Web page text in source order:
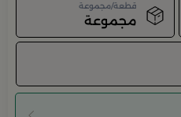
قطعة/مجموعة
مجموعة